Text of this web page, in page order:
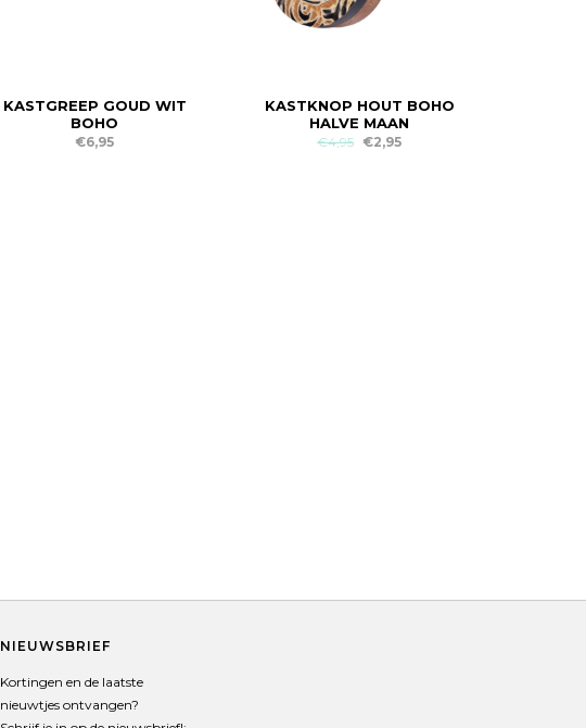
KASTGREEP GOUD WIT
BOHO
€6,95
KASTKNOP HOUT BOHO
HALVE MAAN
€4,95 €2,95
NIEUWSBRIEF
Kortingen en de laatste
nieuwtjes ontvangen?